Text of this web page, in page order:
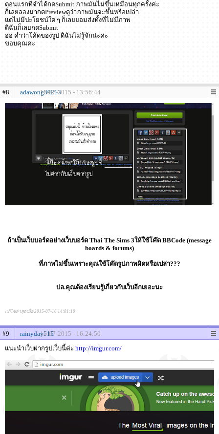
ตอนแรกที่จำได้กดSubmit ภาพมันไม่ขึ้นเหมือนทุกครั้งค่ะ
ก็เลยลองมากดPreviewดูว่าภาพมันจะขึ้นหรือเปล่า
แต่ไม่มีปะโยชน์ใด ๆ ก็เลยยอมส่งทั้งที่ไม่มีภาพ
ดิฉันก็เลยกดSubmit
อ๋อ คำว่าโค้ดของรูป ดิฉันไม่รู้จักน่ะค่ะ
ขอบคุณค่ะ
#8 adawong3921316-07-2015 - 13:56:44
ถ้าเป็นเว็บบอร์ดอย่างเว็บบอร์ด Thai The Sims 3ให้ใช้โค๊ด BBCode (message
boards & forums)
ที่ภาพไม่ขึ้นเพราะคุณใช้โค๊ดรูปภาพผิดหรือเปล่า???
ปล.คุณต้องเรียนรู้เกี่ยวกับเว็บอีกเยอะนะ
แก้ไขล่าสุดเมื่อ 2015-07-16 14:01:10
#9 rainyday51516-07-2015 - 16:24:50
แนะนำเว็บฝากรูปเว็บนี้ค่ะ http://imgur.com/